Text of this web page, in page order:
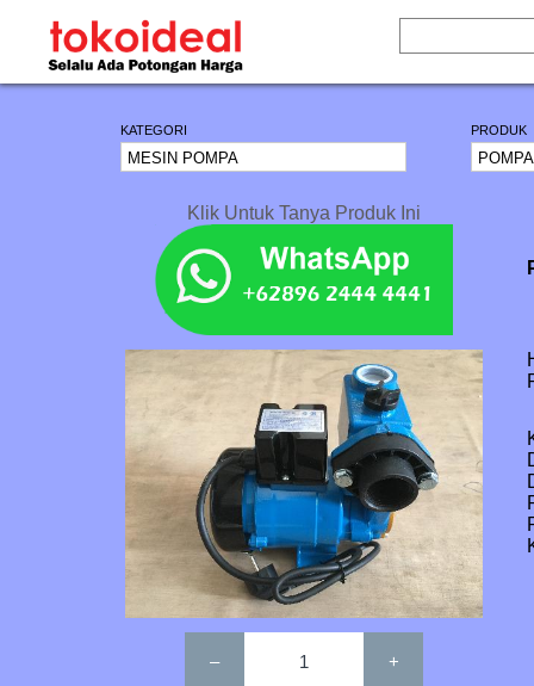
KATEGORI PRODUK
Klik Untuk Tanya Produk Ini
– 1 +